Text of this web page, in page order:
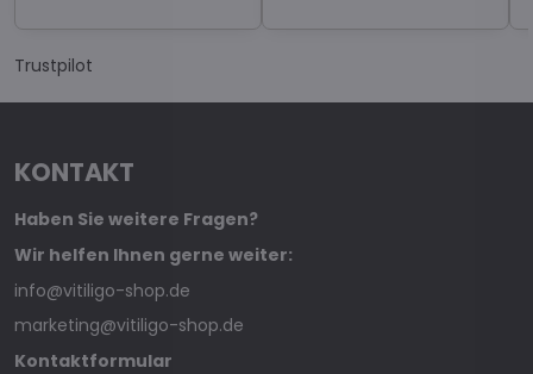
Trustpilot
KONTAKT
Haben Sie weitere Fragen?
Wir helfen Ihnen gerne weiter:
info@vitiligo-shop.de
marketing@vitiligo-shop.de
Kontaktformular